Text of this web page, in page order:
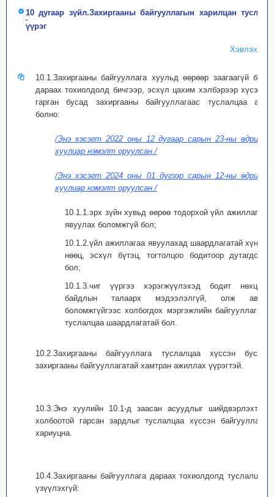
10 дугаар зүйл.Захиргааны байгууллагын харилцан туслах
үүрэг
Хэвлэх
10.1.Захиргааны байгууллага хуульд өөрөөр заагаагүй бол
дараах тохиолдолд бичгээр, эсхүл цахим хэлбэрээр хүсэлт
гарган бусад захиргааны байгууллагаас туслалцаа авч
болно:
/Энэ хэсэгт 2022 оны 12 дугаар сарын 23-ны өдрийн
хуулиар нэмэлт оруулсан./
/Энэ хэсэгт 2024 оны 01 дүгээр сарын 12-ны өдрийн
хуулиар нэмэлт оруулсан./
10.1.1.эрх зүйн хувьд өөрөө тодорхой үйл ажиллагаа
явуулах боломжгүй бол;
10.1.2.үйл ажиллагаа явуулахад шаардлагатай хүний
нөөц, эсхүл бүтэц, тогтолцоо бодитоор дутагдсан
бол;
10.1.3.чиг үүргээ хэрэгжүүлэхэд бодит нөхцөл
байдлын талаарх мэдээлэлгүй, олж авах
боломжгүйгээс холбогдох мэргэжлийн байгууллагын
туслалцаа шаардлагатай бол.
10.2.Захиргааны байгууллага туслалцаа хүссэн бусад
захиргааны байгууллагатай хамтран ажиллах үүрэгтэй.
10.3.Энэ хуулийн 10.1-д заасан асуудлыг шийдвэрлэхтэй
холбоотой гарсан зардлыг туслалцаа хүссэн байгууллага
хариуцна.
10.4.Захиргааны байгууллага дараах тохиолдолд туслалцаа
үзүүлэхгүй: